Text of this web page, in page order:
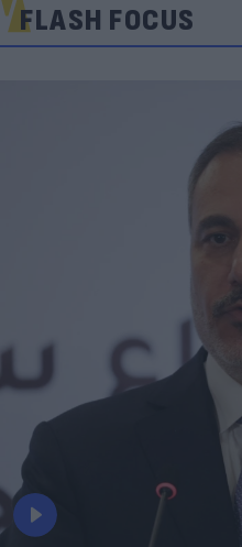
FLASH FOCUS